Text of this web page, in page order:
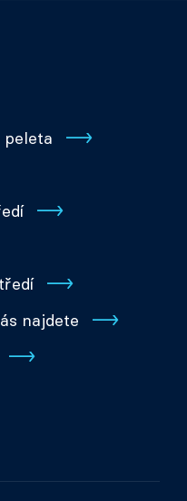
peleta
najdete